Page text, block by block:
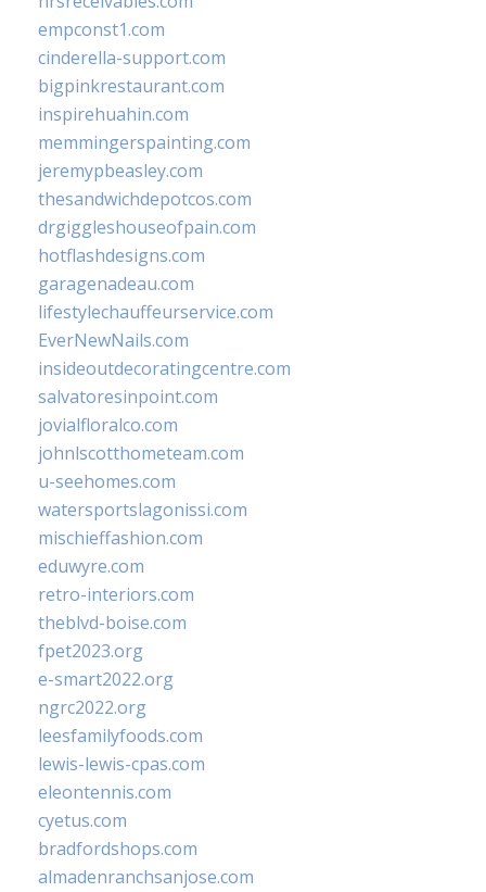
empconst1.com
cinderella-support.com
bigpinkrestaurant.com
inspirehuahin.com
memmingerspainting.com
jeremypbeasley.com
thesandwichdepotcos.com
drgiggleshouseofpain.com
hotflashdesigns.com
garagenadeau.com
lifestylechauffeurservice.com
EverNewNails.com
insideoutdecoratingcentre.com
salvatoresinpoint.com
jovialfloralco.com
johnlscotthometeam.com
u-seehomes.com
watersportslagonissi.com
mischieffashion.com
eduwyre.com
retro-interiors.com
theblvd-boise.com
fpet2023.org
e-smart2022.org
ngrc2022.org
leesfamilyfoods.com
lewis-lewis-cpas.com
eleontennis.com
cyetus.com
bradfordshops.com
almadenranchsanjose.com